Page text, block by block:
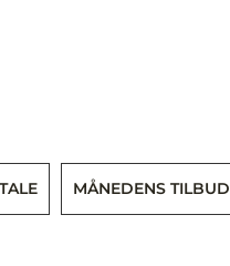
MÅNEDENS TILBUD